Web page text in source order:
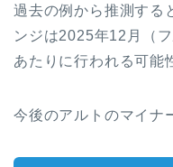
過去の例から推測する
ンジは2025年12月（
あたりに行われる可能
今後のアルトのマイナ